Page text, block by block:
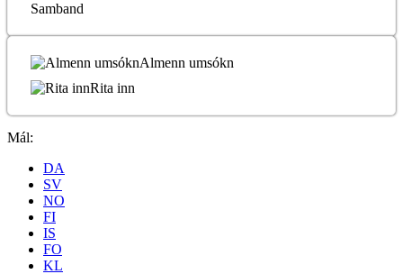
Samband
Almenn umsókn
Rita inn
Mál:
DA
SV
NO
FI
IS
FO
KL